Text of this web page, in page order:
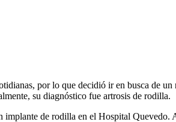
por lo que decidió ir en busca de
su diagnóstico fue artrosis de rodilla.
de rodilla en el Hospital Quevedo.